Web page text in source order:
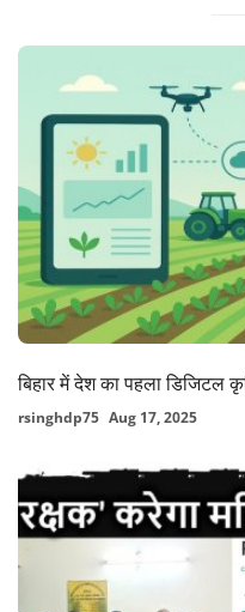
बिहार में देश का पहला डिजिटल
rsinghdp75 Aug 17, 2025